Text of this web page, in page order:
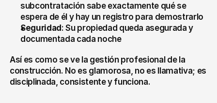
subcontratación sabe exactamente qué se
espera de él y hay un registro para demostrarlo
Seguridad : Su propiedad queda asegurada y
documentada cada noche
Así es como se ve la gestión profesional de la
construcción. No es glamorosa, no es llamativa; es
disciplinada, consistente y funciona.